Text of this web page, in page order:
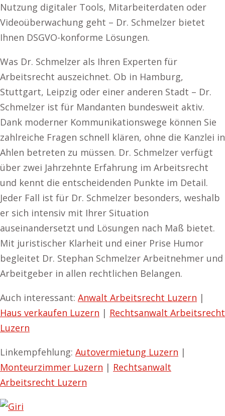
Nutzung digitaler Tools, Mitarbeiterdaten oder
Videoüberwachung geht – Dr. Schmelzer bietet
Ihnen DSGVO-konforme Lösungen.
Was Dr. Schmelzer als Ihren Experten für
Arbeitsrecht auszeichnet. Ob in Hamburg,
Stuttgart, Leipzig oder einer anderen Stadt – Dr.
Schmelzer ist für Mandanten bundesweit aktiv.
Dank moderner Kommunikationswege können Sie
zahlreiche Fragen schnell klären, ohne die Kanzlei in
Ahlen betreten zu müssen. Dr. Schmelzer verfügt
über zwei Jahrzehnte Erfahrung im Arbeitsrecht
und kennt die entscheidenden Punkte im Detail.
Jeder Fall ist für Dr. Schmelzer besonders, weshalb
er sich intensiv mit Ihrer Situation
auseinandersetzt und Lösungen nach Maß bietet.
Mit juristischer Klarheit und einer Prise Humor
begleitet Dr. Stephan Schmelzer Arbeitnehmer und
Arbeitgeber in allen rechtlichen Belangen.
Auch interessant: Anwalt Arbeitsrecht Luzern |
Haus verkaufen Luzern | Rechtsanwalt Arbeitsrecht
Luzern
Linkempfehlung: Autovermietung Luzern |
Monteurzimmer Luzern | Rechtsanwalt
Arbeitsrecht Luzern